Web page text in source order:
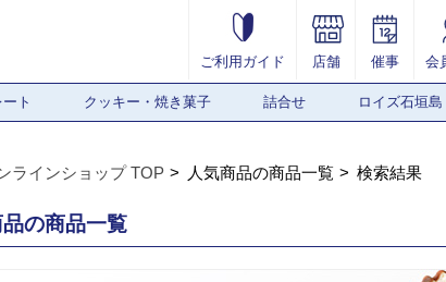
ご利用ガイド 店舗 催事 会
ト クッキー・焼き菓子 詰合せ ロイズ石垣島
ラインショップ TOP 人気商品の商品一覧 検索結果
品の商品一覧